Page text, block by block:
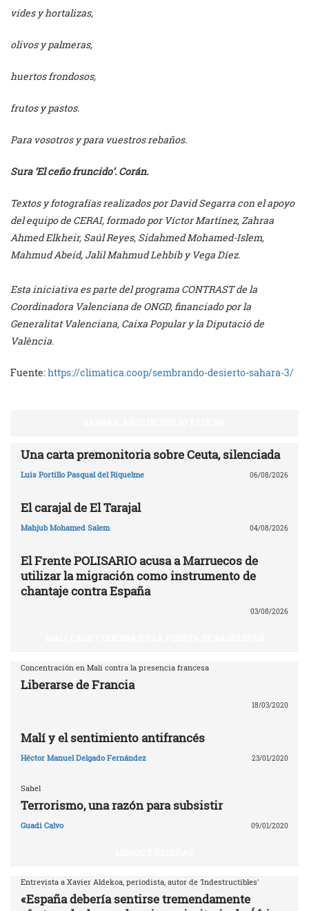
vides y hortalizas,
olivos y palmeras,
huertos frondosos,
frutos y pastos.
Para vosotros y para vuestros rebaños.
Sura ‘El ceño fruncido’. Corán.
Textos y fotografías realizados por David Segarra con el apoyo
del equipo de CERAI, formado por Víctor Martínez, Zahraa
Ahmed Elkheir, Saúl Reyes, Sidahmed Mohamed-Islem,
Mahmud Abeid, Jalil Mahmud Lehbib y Vega Díez.
Esta iniciativa es parte del programa CONTRAST de la
Coordinadora Valenciana de ONGD, financiado por la
Generalitat Valenciana, Caixa Popular y la Diputació de
València.
Fuente:https://climatica.coop/sembrando-desierto-sahara-3/
Una carta premonitoria sobre Ceuta, silenciada
Luis Portillo Pasqual del Riquelme 06/08/2026
El carajal de El Tarajal
Mahjub Mohamed Salem 04/08/2026
El Frente POLISARIO acusa a Marruecos de
utilizar la migración como instrumento de
chantaje contra España
03/08/2026
Concentración en Mali contra la presencia francesa
Liberarse de Francia
18/03/2020
Malí y el sentimiento antifrancés
Héctor Manuel Delgado Fernández 23/01/2020
Sahel
Terrorismo, una razón para subsistir
Guadi Calvo 09/01/2020
Entrevista a Xavier Aldekoa, periodista, autor de 'Indestructibles'
«España debería sentirse tremendamente